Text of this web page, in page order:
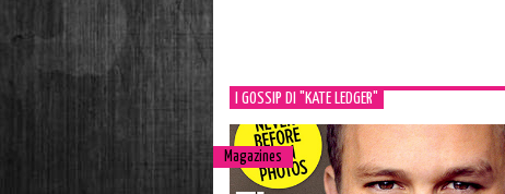
I GOSSIP DI "KATE LEDGER"
Magazines